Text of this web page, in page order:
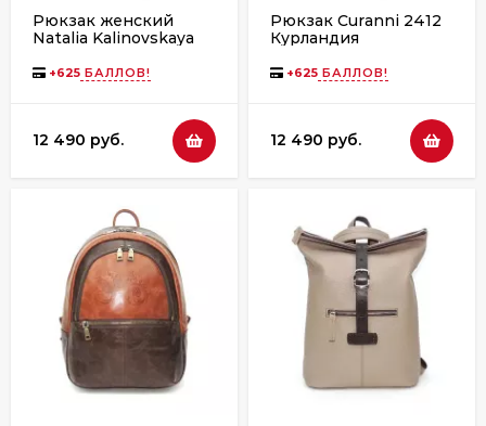
Рюкзак женский
Natalia Kalinovskaya
чёрный гладкий
+625 БАЛЛОВ!
12 490 руб.
Рюкзак Curanni 2412
Курландия
+625 БАЛЛОВ!
12 490 руб.